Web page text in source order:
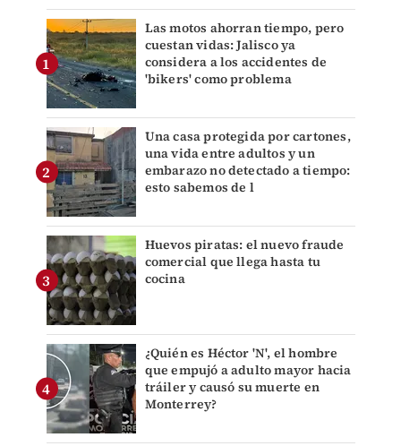
Las motos ahorran tiempo, pero
cuestan vidas: Jalisco ya
considera a los accidentes de
'bikers' como problema
Una casa protegida por cartones,
una vida entre adultos y un
embarazo no detectado a tiempo:
esto sabemos de l
Huevos piratas: el nuevo fraude
comercial que llega hasta tu
cocina
¿Quién es Héctor 'N', el hombre
que empujó a adulto mayor hacia
tráiler y causó su muerte en
Monterrey?